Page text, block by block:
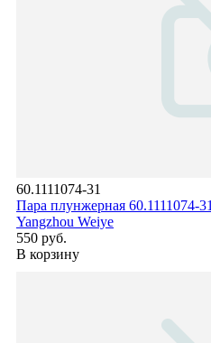
60.1111074-31
Пара плунжерная 60.1111074-
Yangzhou Weiye
550 руб.
В корзину